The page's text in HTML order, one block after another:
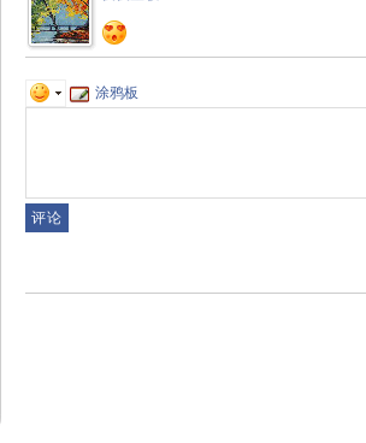
涂鸦板